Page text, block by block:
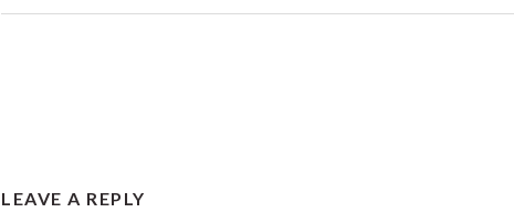
INTERACTIONS
LEAVE A REPLY